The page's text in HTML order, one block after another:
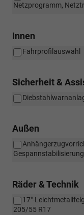
Netzprogramm,
Innen
Fahrprofilauswahl
Sicherheit &
Außen
Räder & Technik
17"-
205/55 R17